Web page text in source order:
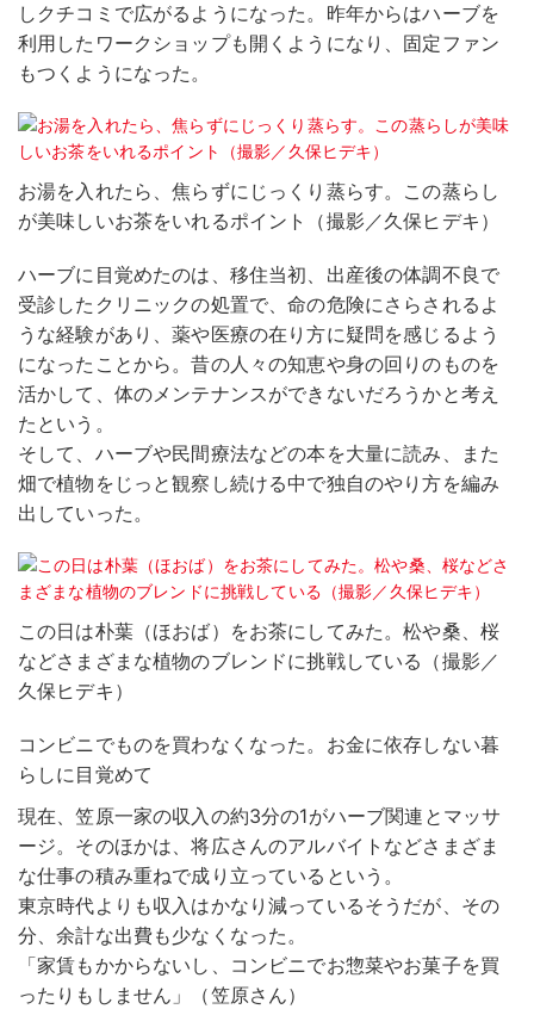
しクチコミで広がるようになった。昨年からはハーブを
利用したワークショップも開くようになり、固定ファン
もつくようになった。
お湯を入れたら、焦らずにじっくり蒸らす。この蒸らし
が美味しいお茶をいれるポイント（撮影／久保ヒデキ）
ハーブに目覚めたのは、移住当初、出産後の体調不良で
受診したクリニックの処置で、命の危険にさらされるよ
うな経験があり、薬や医療の在り方に疑問を感じるよう
になったことから。昔の人々の知恵や身の回りのものを
活かして、体のメンテナンスができないだろうかと考え
たという。
そして、ハーブや民間療法などの本を大量に読み、また
畑で植物をじっと観察し続ける中で独自のやり方を編み
出していった。
この日は朴葉（ほおば）をお茶にしてみた。松や桑、桜
などさまざまな植物のブレンドに挑戦している（撮影／
久保ヒデキ）
コンビニでものを買わなくなった。お金に依存しない暮
らしに目覚めて
現在、笠原一家の収入の約3分の1がハーブ関連とマッサ
ージ。そのほかは、将広さんのアルバイトなどさまざま
な仕事の積み重ねで成り立っているという。
東京時代よりも収入はかなり減っているそうだが、その
分、余計な出費も少なくなった。
「家賃もかからないし、コンビニでお惣菜やお菓子を買
ったりもしません」（笠原さん）